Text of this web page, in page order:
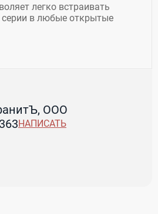
легко встраивать
серии в любые открытые
ООО
НАПИСАТЬ